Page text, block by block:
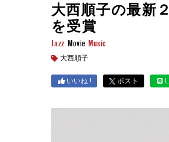
大西順子の最新
を受賞
Jazz Movie Music
大西順子
いいね ! ポスト